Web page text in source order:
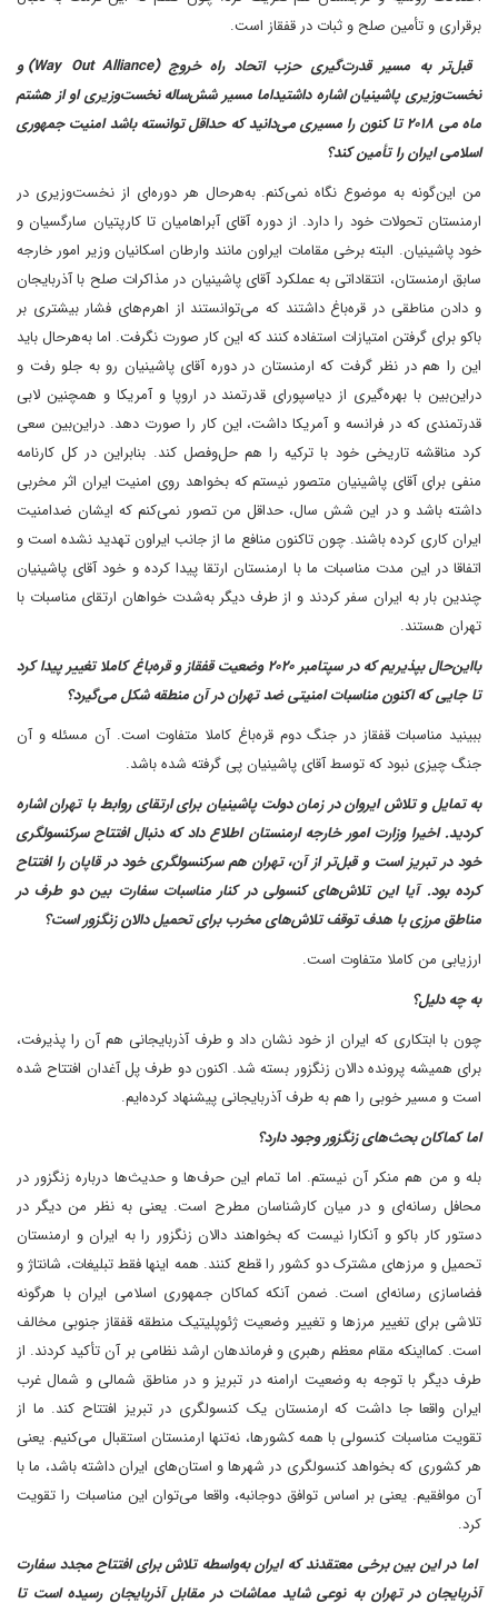
برقراری و تأمین صلح و ثبات در قفقاز است.
قبل‌تر به مسیر قدرت‌گیری حزب اتحاد راه خروج (Way Out Alliance) و
نخست‌وزیری پاشینیان اشاره داشتیداما مسیر شش‌ساله نخست‌وزیری او از هشتم
ماه می‌ ۲۰۱۸ تا کنون را مسیری می‌دانید که حداقل توانسته باشد امنیت جمهوری
اسلامی ایران را تأمین کند؟
من این‌گونه به موضوع نگاه نمی‌کنم. به‌هر‌حال هر دوره‌ای از نخست‌وزیری در
ارمنستان تحولات خود را دارد. از دوره آقای آبراهامیان تا کارپتیان سارگسیان و
خود پاشینیان. البته برخی مقامات ایراون مانند وارطان اسکانیان وزیر امور خارجه
سابق ارمنستان، انتقاداتی به عملکرد آقای پاشینیان در مذاکرات صلح با آذربایجان
و دادن مناطقی در قره‌باغ داشتند که می‌توانستند از اهرم‌های فشار بیشتری بر
باکو برای گرفتن امتیازات استفاده کنند که این کار صورت نگرفت. اما به‌هر‌حال باید
این را هم در نظر گرفت که ارمنستان در دوره آقای پاشینیان رو به جلو رفت و
در‌این‌بین با بهره‌گیری از دیاسپورای قدرتمند در اروپا و آمریکا و همچنین لابی
قدرتمندی که در فرانسه و آمریکا داشت، این کار را صورت دهد. در‌این‌بین سعی
کرد مناقشه تاریخی خود با ترکیه را هم حل‌وفصل کند. بنابراین در کل کارنامه
منفی برای آقای پاشینیان متصور نیستم که بخواهد روی امنیت ایران اثر مخربی
داشته باشد و در این شش سال، حداقل من تصور نمی‌کنم که ایشان ضد‌امنیت
ایران کاری کرده باشند. چون تاکنون منافع ما از جانب ایراون تهدید نشده است و
اتفاقا در این مدت مناسبات ما با ارمنستان ارتقا پیدا کرده و خود آقای پاشینیان
چندین بار به ایران سفر کردند و از طرف دیگر به‌شدت خواهان ارتقای مناسبات با
تهران هستند.
با‌این‌حال بپذیریم که در سپتامبر ۲۰۲۰ وضعیت قفقاز و قره‌باغ کاملا تغییر پیدا کرد
تا جایی که اکنون مناسبات امنیتی ضد تهران در آن منطقه شکل می‌گیرد؟
ببینید مناسبات قفقاز در جنگ دوم قره‌باغ کاملا متفاوت است. آن مسئله و آن
جنگ چیزی نبود که توسط آقای پاشینیان پی گرفته شده باشد.
به تمایل و تلاش ایروان در زمان دولت پاشینیان برای ارتقای روابط با تهران اشاره
کردید. اخیرا وزارت امور خارجه ارمنستان اطلاع داد که دنبال افتتاح سرکنسولگری
خود در تبریز است و قبل‌تر از آن، تهران هم سرکنسولگری خود در قاپان را افتتاح
کرده بود. آیا این تلاش‌های کنسولی در کنار مناسبات سفارت بین دو طرف در
مناطق مرزی با هدف توقف تلاش‌های مخرب برای تحمیل دالان زنگزور است؟
ارزیابی من کاملا متفاوت است.
به چه دلیل؟
چون با ابتکاری که ایران از خود نشان داد و طرف آذربایجانی هم آن را پذیرفت،
برای همیشه پرونده دالان زنگزور بسته شد. اکنون دو طرف پل آغدان افتتاح شده
است و مسیر خوبی را هم به طرف آذربایجانی پیشنهاد کرده‌ایم.
اما کماکان بحث‌های زنگزور وجود دارد؟
بله و من هم منکر آن نیستم. اما تمام این حرف‌ها و حدیث‌ها درباره زنگزور در
محافل رسانه‌ای و در میان کارشناسان مطرح است. یعنی به نظر من دیگر در
دستور کار باکو و آنکارا نیست که بخواهند دالان زنگزور را به ایران و ارمنستان
تحمیل و مرز‌های مشترک دو کشور را قطع کنند. همه اینها فقط تبلیغات، شانتاژ و
فضاسازی رسانه‌ای است. ضمن آنکه کماکان جمهوری اسلامی ایران با هرگونه
تلاشی برای تغییر مرزها و تغییر وضعیت ژئوپلیتیک منطقه قفقاز جنوبی مخالف
است. کما‌اینکه مقام معظم رهبری و فرماندهان ارشد نظامی بر آن تأکید کردند. از
طرف دیگر با توجه به وضعیت ارامنه در تبریز و در مناطق شمالی و شمال غرب
ایران واقعا جا داشت که ارمنستان یک کنسولگری در تبریز افتتاح کند. ما از
تقویت مناسبات کنسولی با همه کشورها، نه‌تنها ارمنستان استقبال می‌کنیم. یعنی
هر کشوری که بخواهد کنسولگری در شهرها و استان‌های ایران داشته باشد، ما با
آن موافقیم. یعنی بر اساس توافق دوجانبه، واقعا می‌توان این مناسبات را تقویت
کرد.
اما در این بین برخی معتقدند که ایران به‌واسطه تلاش برای افتتاح مجدد سفارت
آذربایجان در تهران به نوعی شاید مماشات در مقابل آذربایجان رسیده است تا